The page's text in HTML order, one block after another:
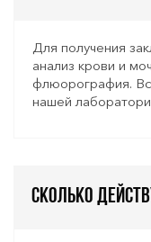
Для получения
анализ крови и
флюорография.
нашей
Сколько